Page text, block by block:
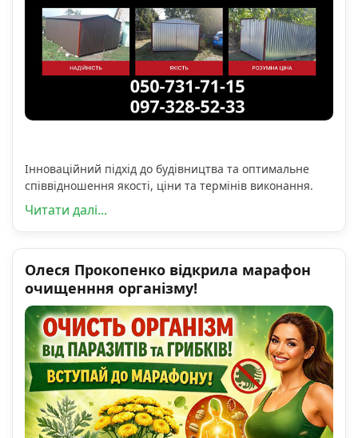
Інноваційний підхід до будівництва та оптимальне
співвідношення якості, ціни та термінів виконання.
Читати далі...
Олеся Прокопенко відкрила марафон
очищенння організму!